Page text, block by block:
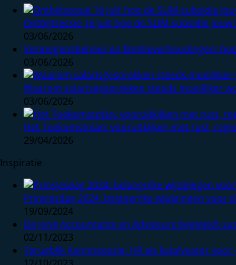
Ontbijtsessie 16 juli: hoe de SLIM-subsidie
03/06/2026
Vermogensbeheer en familieverhoudingen:
03/06/2026
Waarom salarisgesprekken steeds moeilijker
03/06/2026
Het Toekomstplan: vooruitkijken met rust,
29/04/2026
Inspiratie
Prinsjesdag 2024: belangrijke wijzigingen voor
19/09/2024
De Jong Accountants en Adviseurs begeleidt
02/11/2023
Terugblik Kennissessie: HR als katalysator